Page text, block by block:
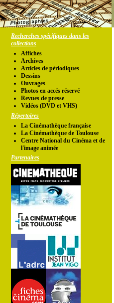
Recherches spécifiques dans les
collections
Affiches
Archives
Articles de périodiques
Dessins
Ouvrages
Photos en accés réservé
Revues de presse
Vidéos (DVD et VHS)
Répertoires
La Cinémathèque française
La Cinémathèque de Toulouse
Centre National du Cinéma et de
l'image animée
Partenaires